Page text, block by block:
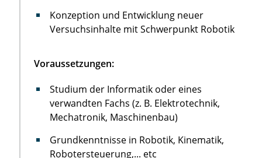
Konzeption und Entwicklung neuer
Versuchsinhalte mit Schwerpunkt Robotik
Voraussetzungen:
Studium der Informatik oder eines
verwandten Fachs (z. B. Elektrotechnik,
Mechatronik, Maschinenbau)
Grundkenntnisse in Robotik, Kinematik,
Robotersteuerung,... etc